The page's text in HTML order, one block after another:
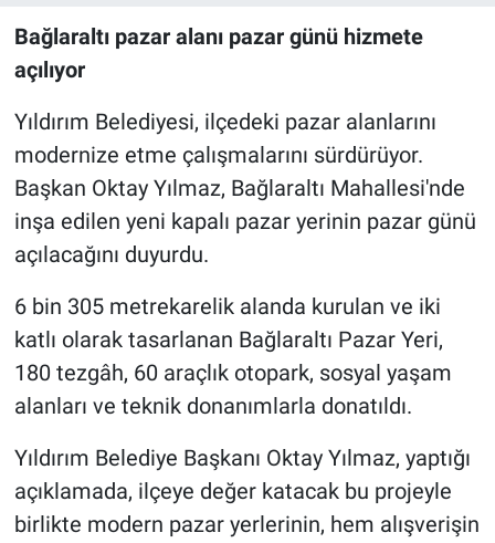
Bağlaraltı pazar alanı pazar günü hizmete
açılıyor
Yıldırım Belediyesi, ilçedeki pazar alanlarını
modernize etme çalışmalarını sürdürüyor.
Başkan Oktay Yılmaz, Bağlaraltı Mahallesi'nde
inşa edilen yeni kapalı pazar yerinin pazar günü
açılacağını duyurdu.
6 bin 305 metrekarelik alanda kurulan ve iki
katlı olarak tasarlanan Bağlaraltı Pazar Yeri,
180 tezgâh, 60 araçlık otopark, sosyal yaşam
alanları ve teknik donanımlarla donatıldı.
Yıldırım Belediye Başkanı Oktay Yılmaz, yaptığı
açıklamada, ilçeye değer katacak bu projeyle
birlikte modern pazar yerlerinin, hem alışverişin
Magazin
Yaşam
Nöbetçi Eczaneler